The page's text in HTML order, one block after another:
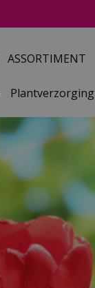
ASSORTIMENT
Plantverzorging